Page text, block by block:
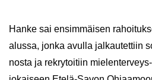
Hanke sai en­sim­mäi­sen
alus­sa, jonka avul­la jal­kau­tet­tiin
nos­ta ja rek­ry­toi­tiin